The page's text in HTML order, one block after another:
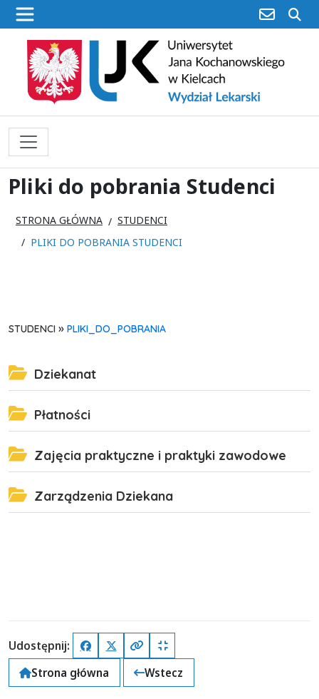
poczta
Pliki do pobrania Studenci
STRONA GŁÓWNA
STUDENCI
PLIKI DO POBRANIA STUDENCI
Udostępnij: FacebookX (Twitter)
Kopiuj pełny link
Kopiuj krótki link
Strona główna
Wstecz